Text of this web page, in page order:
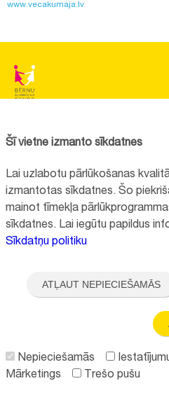
www.vecakumaja.lv
Reg.No:40008057120
+371 67064475
Contacts
"Aktīvo iedzīvotāju fonds" finansētā
ilgtspējīgas attīstības veicināšana
"
Šī vietne izmanto sīkdatnes
Lai uzlabotu pārlūkošanas
izmantotas sīkdatnes. Šo
mainot tīmekļa
sīkdatnes. Lai iegūtu papildus
Sīkdatņu politiku
ATĻAUT NEPIECIEŠAMĀS
Nepieciešamās
Mārketings
Trešo pušu